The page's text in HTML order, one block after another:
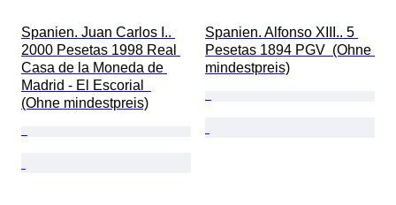
Spanien. Juan Carlos I..
2000 Pesetas 1998 Real
Casa de la Moneda de
Madrid - El Escorial
(Ohne mindestpreis)
Spanien. Alfonso XIII.. 5
Pesetas 1894 PGV  (Ohne
mindestpreis)